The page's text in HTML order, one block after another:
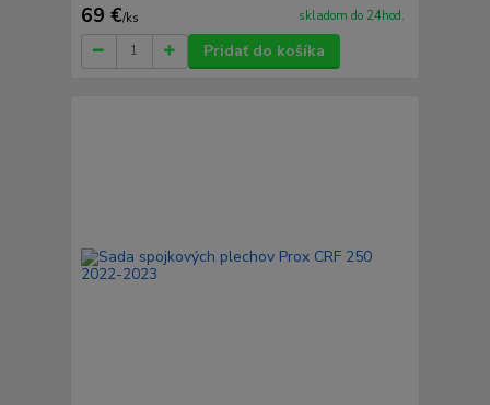
69 €/ks skladom do 24hod.
Pridať do košíka